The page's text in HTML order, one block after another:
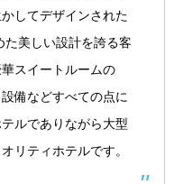
してデザインされた
た美しい設計を誇る客
スイートルームの
備などすべての点に
ルでありながら大型
リティホテルです。